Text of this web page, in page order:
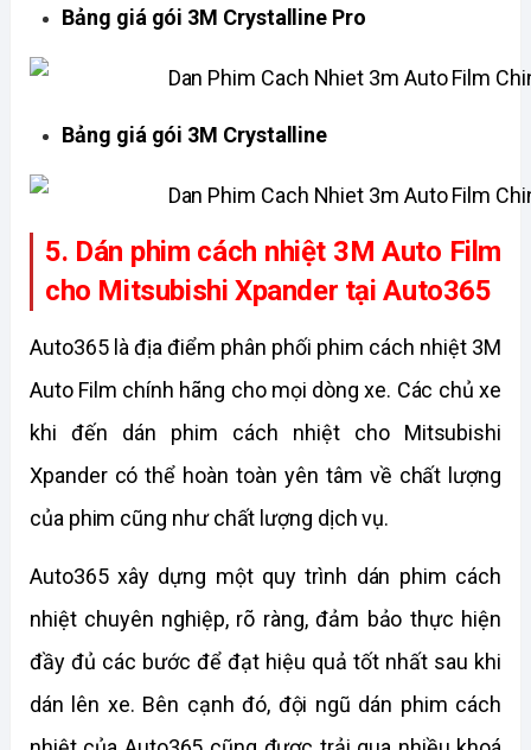
Bảng giá gói 3M Crystalline Pro
Bảng giá gói 3M Crystalline
5. Dán phim cách nhiệt 3M Auto Film
cho Mitsubishi Xpander tại Auto365
Auto365 là địa điểm phân phối phim cách nhiệt 3M
Auto Film chính hãng cho mọi dòng xe. Các chủ xe
khi đến dán phim cách nhiệt cho Mitsubishi
Xpander có thể hoàn toàn yên tâm về chất lượng
của phim cũng như chất lượng dịch vụ.
Auto365 xây dựng một quy trình dán phim cách
nhiệt chuyên nghiệp, rõ ràng, đảm bảo thực hiện
đầy đủ các bước để đạt hiệu quả tốt nhất sau khi
dán lên xe. Bên cạnh đó, đội ngũ dán phim cách